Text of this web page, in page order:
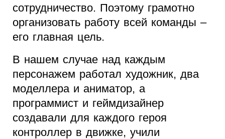
сотрудничество. Поэтому грамотно
организовать работу всей команды –
его главная цель.
В нашем случае над каждым
персонажем работал художник, два
моделлера и аниматор, а
программист и геймдизайнер
создавали для каждого героя
контроллер в движке, учили